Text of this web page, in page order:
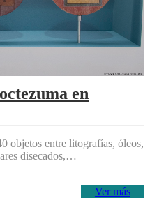
en
objetos entre litografías, óleos,
disecados,…
Ver más